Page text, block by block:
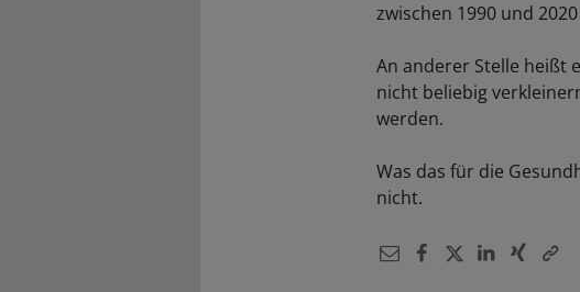
zwischen 1990 und
An anderer Stelle heißt
nicht beliebig
werden.
Was das für die
nicht.